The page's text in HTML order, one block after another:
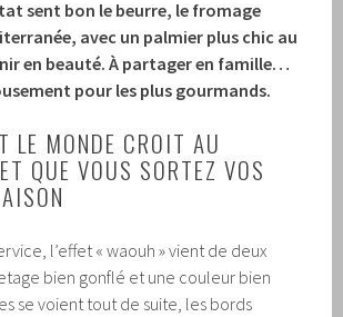
sent bon le beurre, le fromage
avec un palmier plus chic au
en beauté. À partager en famille…
pour les plus gourmands.
LE MONDE CROIT AU
QUE VOUS SORTEZ VOS
l’effet « waouh » vient de deux
bien gonflé et une couleur bien
se voient tout de suite, les bords